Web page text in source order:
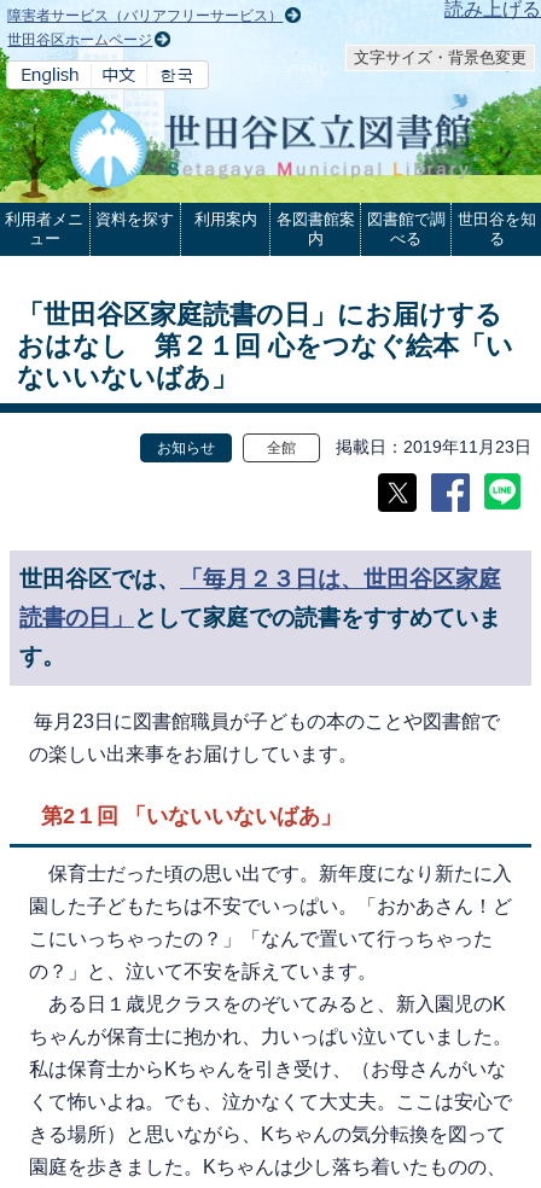
本文へ 読み上げる
障害者サービス（バリアフリーサービス）
世田谷区ホームページ
文字サイズ・背景色変更
利用者メニ
ュー
資料を探す 利用案内
各図書館案
内
図書館で調
べる
世田谷を知
る
「世田谷区家庭読書の日」にお届けする
おはなし 第２１回 心をつなぐ絵本「い
ないいないばあ」
お知らせ 全館 掲載日 2019年11月23日
世田谷区では、
「毎月２３日は、世田谷区家庭
読書の日」
として家庭での読書をすすめていま
す。
毎月23日に図書館職員が子どもの本のことや図書館で
の楽しい出来事をお届けしています。
第2１回 「いないいないばあ」
保育士だった頃の思い出です。新年度になり新たに入
園した子どもたちは不安でいっぱい。「おかあさん！ど
こにいっちゃったの？」「なんで置いて行っちゃった
の？」と、泣いて不安を訴えています。
ある日１歳児クラスをのぞいてみると、新入園児のK
ちゃんが保育士に抱かれ、力いっぱい泣いていました。
私は保育士からKちゃんを引き受け、（お母さんがいな
くて怖いよね。でも、泣かなくて大丈夫。ここは安心で
きる場所）と思いながら、Kちゃんの気分転換を図って
園庭を歩きました。Kちゃんは少し落ち着いたものの、